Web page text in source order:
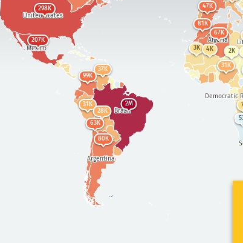
Argentina
Democratic
Brazil
Algeria
United States
Mexico
80K
28K
2M
63K
99K
67K
47K
81K
4K
3K
207K
2K
31K
31K
298K
37K